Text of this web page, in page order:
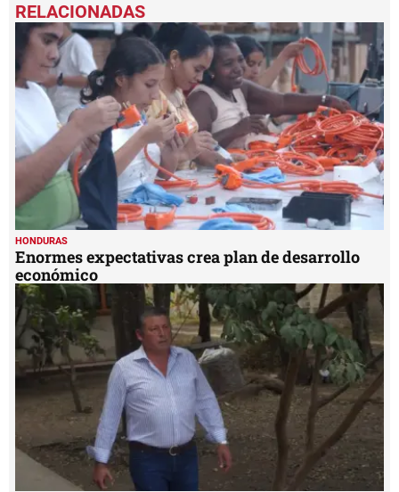
of
minute,
seconds
HONDURAS
Enormes expectativas crea plan de desarrollo
económico